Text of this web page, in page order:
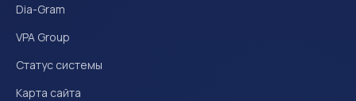
Dia-Gram
VPA Group
Статус системы
Карта сайта